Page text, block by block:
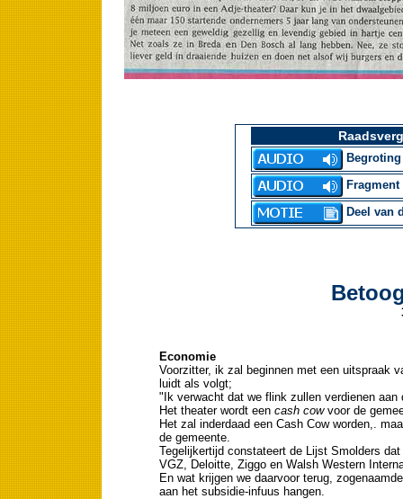
Deel van
Economie
Voorzitter, ik zal beginnen met een uitspraak
luidt als volgt;
"Ik verwacht dat we flink zullen verdienen aan
Het theater wordt een cash cow voor de
Het zal inderdaad een Cash Cow worden,.
de gemeente.
Tegelijkertijd constateert de Lijst Smolders
VGZ, Deloitte, Ziggo en Walsh Western
En wat krijgen we daarvoor terug,
aan het subsidie-infuus hangen.